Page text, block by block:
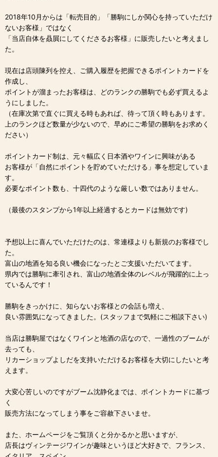
2018年10月からは「転売目的」「勝駒にしか関心を持っていただけ
ないお客様」ではなく
「当店自体を贔屓にしてくださるお客様」に販売したいと考えまし
た。
現在は店頭陳列を控え、ご購入履歴を把握できるポイントカードを
作成し、
ポイントが溜まったお客様は、どのランクの勝駒でも必ず買えるよ
うにしました。
（在庫次第で直ぐに買える時もあれば、待って頂く時もあります。
上のランクほど数量が少ないので、早めにご希望の勝駒をお求めく
ださい）
ポイントカード制は、元々幅広く日本酒やワインに興味がある
お客様が「自然にポイントを貯めていただける」事を想定していま
す。
必要なポイント数も、十四代のような厳しい数ではありません。
（最後のスタンプから1年以上経過するとカードは無効です)
予想以上に喜んでいただけたのは、常連様よりも新規のお客様でし
た。
富山の地酒を知る良い機会になったとご支援いただいてます。
県内では勝駒に牽引され、富山の地酒全体のレベルが飛躍的に上っ
ているんです！
勝駒をきっかけに、知らないお客様との会話も増え、
良い雰囲気になってきました。(スタッフまで気軽にご相談下さい)
当店は勝駒屋ではなくワインと地酒の店なので、一過性のブームが
去っても、
リカーショップよしだを支持いただけるお客様を大切にしたいと考
えます。
大変心苦しいのですがブーム沈静化までは、ポイントカードに基づ
く
販売方法になってしまう事をご容赦下さいませ。
また、ホームページをご覧頂くと分かるかと思いますが、
店長はヴィンテージワインが趣味というほど大好きで、フランス、